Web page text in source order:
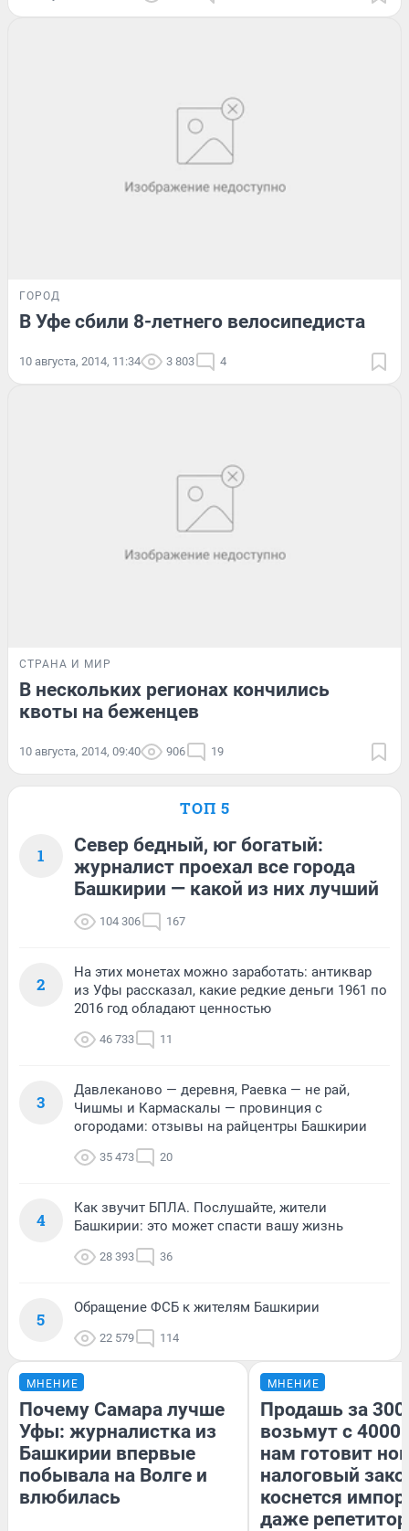
ГОРОД
В Уфе сбили 8-летнего велосипедиста
10 августа, 2014, 11:34 3 803 4
СТРАНА И МИР
В нескольких регионах кончились
квоты на беженцев
10 августа, 2014, 09:40 906 19
ТОП 5
1
Север бедный, юг богатый:
журналист проехал все города
Башкирии — какой из них лучший
104 306 167
2
На этих монетах можно заработать: антиквар
из Уфы рассказал, какие редкие деньги 1961 по
2016 год обладают ценностью
46 733 11
3
Давлеканово — деревня, Раевка — не рай,
Чишмы и Кармаскалы — провинция с
огородами: отзывы на райцентры Башкирии
35 473 20
4
Как звучит БПЛА. Послушайте, жители
Башкирии: это может спасти вашу жизнь
28 393 36
5
Обращение ФСБ к жителям Башкирии
22 579 114
МНЕНИЕ
Почему Самара лучше
Уфы: журналистка из
Башкирии впервые
побывала на Волге и
влюбилась
МНЕНИЕ
Продашь за
возьмут с
нам готовит
налоговый
коснется
даже